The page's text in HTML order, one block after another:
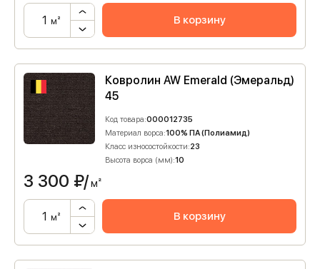
м² В корзину
Ковролин AW Emerald (Эмеральд)
45
Код товара:000012735
Материал ворса:100% ПА (Полиамид)
Класс износостойкости:23
Высота ворса (мм):10
3 300 ₽/м²
м² В корзину